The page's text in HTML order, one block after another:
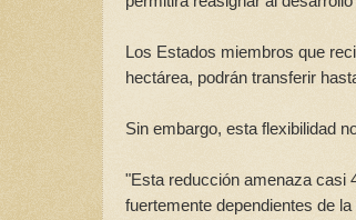
Los Estados miembros que
hectárea, podrán transferir
Sin embargo, esta flexibilidad
"Esta reducción amenaza casi
fuertemente dependientes de